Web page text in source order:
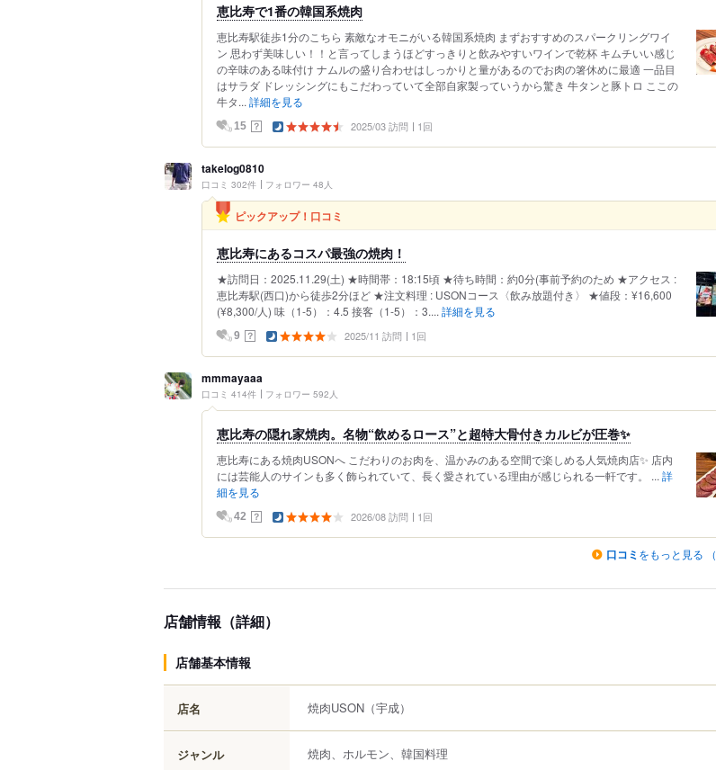
恵比寿で1番の韓国系焼肉
恵比寿駅徒歩1分のこちら 素敵なオモニがいる韓国系焼肉 まずおすすめのスパークリングワイ
ン 思わず美味しい！！と言ってしまうほどすっきりと飲みやすいワインで乾杯 キムチいい感じ
の辛味のある味付け ナムルの盛り合わせはしっかりと量があるのでお肉の箸休めに最適 一品目
はサラダ ドレッシングにもこだわっていて全部自家製っていうから驚き 牛タンと豚トロ ここの
牛タ... 詳細を見る
15 ？ 2025/03 訪問 1回
takelog0810
口コミ 302件 フォロワー 48人
ピックアップ！口コミ
恵比寿にあるコスパ最強の焼肉！
★訪問日：2025.11.29(土) ★時間帯：18:15頃 ★待ち時間：約0分(事前予約のため ★アクセス :
恵比寿駅(西口)から徒歩2分ほど ★注文料理 : USONコース〈飲み放題付き〉 ★値段：¥16,600
(¥8,300/人) 味（1-5）：4.5 接客（1-5）：3.... 詳細を見る
9 ？ 2025/11 訪問 1回
mmmayaaa
口コミ 414件 フォロワー 592人
恵比寿の隠れ家焼肉。名物“飲めるロース”と超特大骨付きカルビが圧巻✨
恵比寿にある焼肉USONへ こだわりのお肉を、温かみのある空間で楽しめる人気焼肉店✨ 店内
には芸能人のサインも多く飾られていて、長く愛されている理由が感じられる一軒です。 ... 詳
細を見る
42 ？ 2026/08 訪問 1回
口コミ をもっと見る （
店舗情報（詳細）
店舗基本情報
店名 焼肉USON （宇成）
ジャンル 焼肉、ホルモン、韓国料理